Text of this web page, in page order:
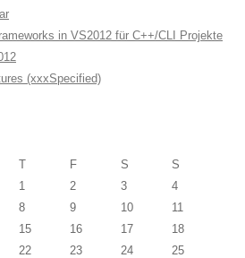
in VS2012 für C++/CLI Projekte
(xxxSpecified)
T F S
S
1
2 3
4
8 9 10
11
15 16 17
18
22 23 24
25